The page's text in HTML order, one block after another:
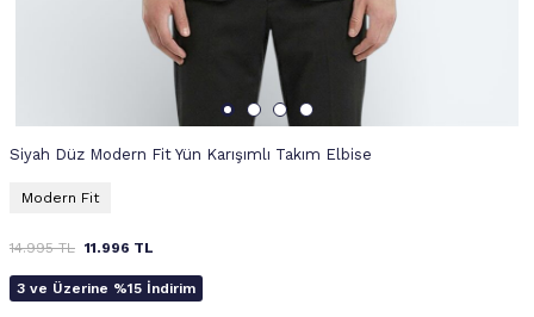
Siyah Düz Modern Fit Yün Karışımlı Takım Elbise
Modern Fit
14.995TL 11.996 TL
3 ve Üzerine %15 İndirim